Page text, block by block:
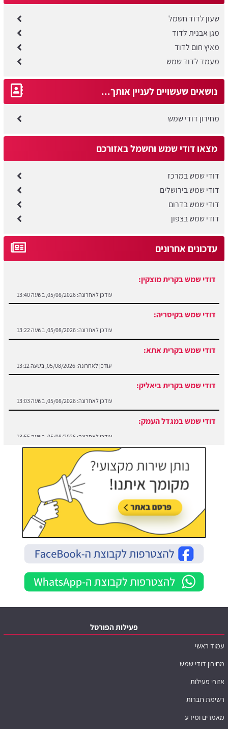
שעון לדוד חשמל
מגן אבנית לדוד
מאיץ חום לדוד
מעמד לדוד שמש
נושאים שעשויים לעניין אותך...
מחירון דודי שמש
מצאו דודי שמש וחשמל באזורכם
דודי שמש במרכז
דודי שמש בירושלים
דודי שמש בדרום
דודי שמש בצפון
עדכונים אחרונים
דודי שמש בקרית מוצקין:
עודכן לאחרונה: 05/08/2026, בשעה 13:40
דודי שמש בקיסריה:
עודכן לאחרונה: 05/08/2026, בשעה 13:22
דודי שמש בקרית אתא:
עודכן לאחרונה: 05/08/2026, בשעה 13:12
דודי שמש בקרית ביאליק:
עודכן לאחרונה: 05/08/2026, בשעה 13:03
דודי שמש במגדל העמק:
עודכן לאחרונה: 05/08/2026, בשעה 13:55
פעילות הפורטל
עמוד ראשי
מחירון דודי שמש
אזורי פעילות
רשימת חברות
מאמרים ומידע